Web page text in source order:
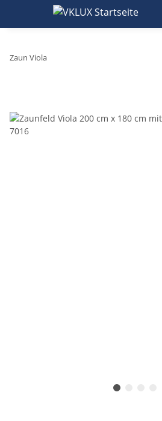
Zaun Viola